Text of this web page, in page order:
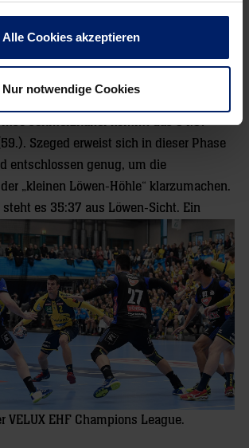
Alle Cookies akzeptieren
Nur notwendige Cookies
Abwehr auf, doch Szeged bleibt cool.
Tor von Petersson, Sierra hält gegen
per Ballgewinn und Mensah mit dem
die Auszeit. Auf den Rängen sitzt derweil
schmerzhafter kommt das 34:37
Szeged erweist sich in dieser Phase
entschlossen genug, um die
„kleinen Löwen-Höhle“ klarzumachen.
es 35:37 aus Löwen-Sicht. Ein
VELUX EHF Champions League.